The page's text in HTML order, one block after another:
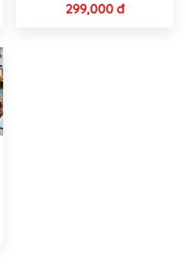
299,000 đ